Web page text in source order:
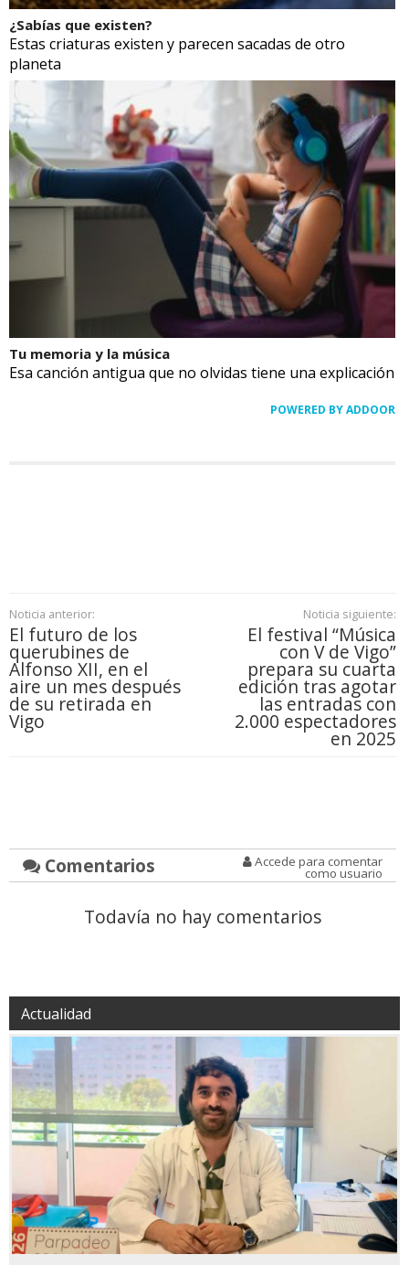
¿Sabías que existen?
Estas criaturas existen y parecen sacadas de otro
planeta
Tu memoria y la música
Esa canción antigua que no olvidas tiene una explicación
POWERED BY ADDOOR
Noticia anterior:
El futuro de los
querubines de
Alfonso XII, en el
aire un mes después
de su retirada en
Vigo
Noticia siguiente:
El festival “Música
con V de Vigo”
prepara su cuarta
edición tras agotar
las entradas con
2.000 espectadores
en 2025
Comentarios Accede para comentar
como usuario
Todavía no hay comentarios
Actualidad